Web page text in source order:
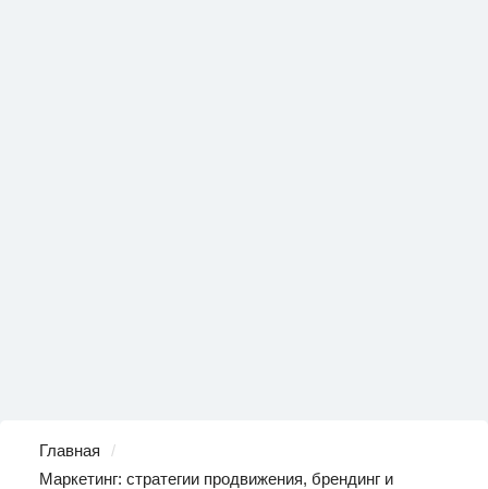
Главная
Маркетинг: стратегии продвижения, брендинг и